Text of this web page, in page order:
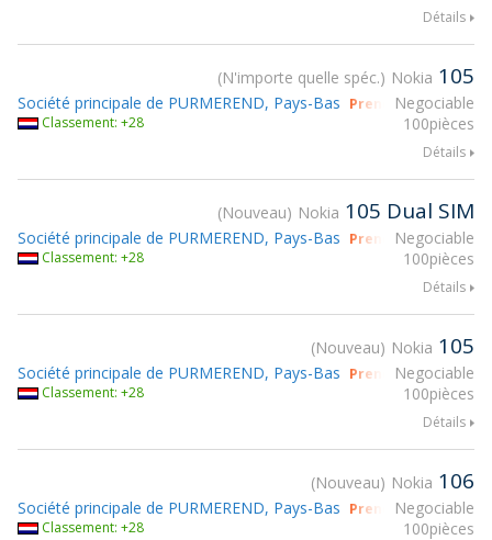
Détails
N'importe quelle spéc. Nokia 105
Negociable
100pièces
Société principale de PURMEREND, Pays-Bas Prendre part à
Classement: +28
Détails
Nouveau Nokia 105 Dual SIM
Negociable
100pièces
Société principale de PURMEREND, Pays-Bas Prendre part à
Classement: +28
Détails
Nouveau Nokia 105
Negociable
100pièces
Société principale de PURMEREND, Pays-Bas Prendre part à
Classement: +28
Détails
Nouveau Nokia 106
Negociable
100pièces
Société principale de PURMEREND, Pays-Bas Prendre part à
Classement: +28